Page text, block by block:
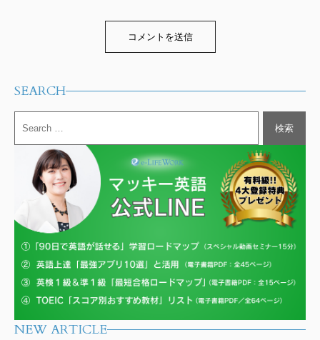
SEARCH
NEW ARTICLE